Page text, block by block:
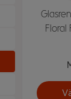
Floral